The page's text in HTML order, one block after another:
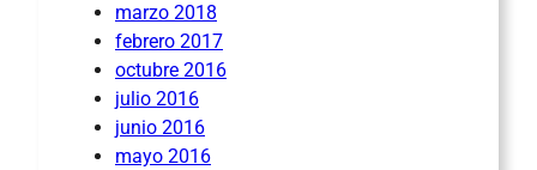
marzo 2018
febrero 2017
octubre 2016
julio 2016
junio 2016
mayo 2016